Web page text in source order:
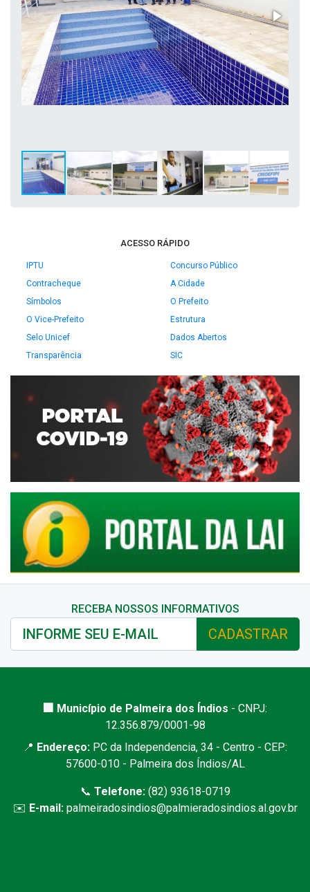
ACESSO RÁPIDO
IPTU
Concurso Público
Contracheque
A Cidade
Símbolos
O Prefeito
O Vice-Prefeito
Estrutura
Selo Unicef
Dados Abertos
Transparência
SIC
RECEBA NOSSOS INFORMATIVOS
CADASTRAR
🏢 Município de Palmeira dos Índios - CNPJ:
12.356.879/0001-98
📍 Endereço: PC da Independencia, 34 - Centro - CEP:
57600-010 - Palmeira dos Índios/AL
📞 Telefone:(82) 93618-0719
✉️ E-mail: palmeiradosindios@palmieradosindios.al.gov.br